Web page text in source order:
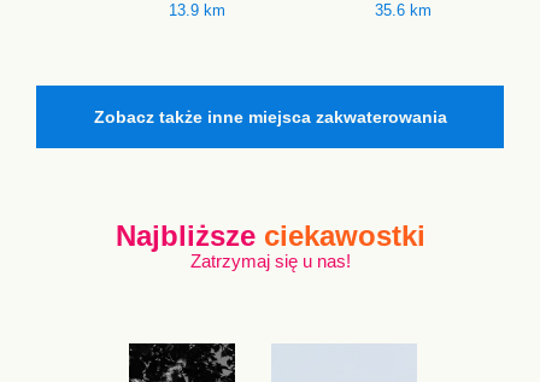
13.9 km
35.6 km
Zobacz także inne miejsca zakwaterowania
Najbliższe ciekawostki
Zatrzymaj się u nas!